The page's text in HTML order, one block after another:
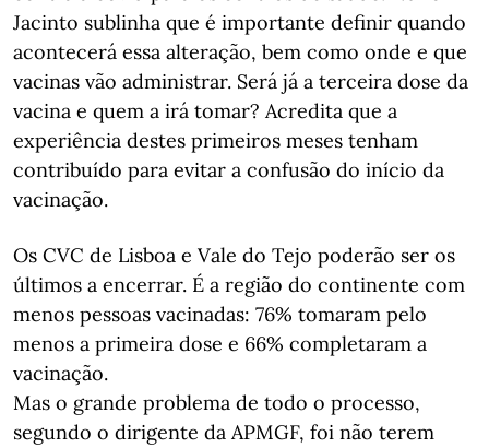
Jacinto sublinha que é importante definir quando
acontecerá essa alteração, bem como onde e que
vacinas vão administrar. Será já a terceira dose da
vacina e quem a irá tomar? Acredita que a
experiência destes primeiros meses tenham
contribuído para evitar a confusão do início da
vacinação.
Os CVC de Lisboa e Vale do Tejo poderão ser os
últimos a encerrar. É a região do continente com
menos pessoas vacinadas: 76% tomaram pelo
menos a primeira dose e 66% completaram a
vacinação.
Mas o grande problema de todo o processo,
segundo o dirigente da APMGF, foi não terem